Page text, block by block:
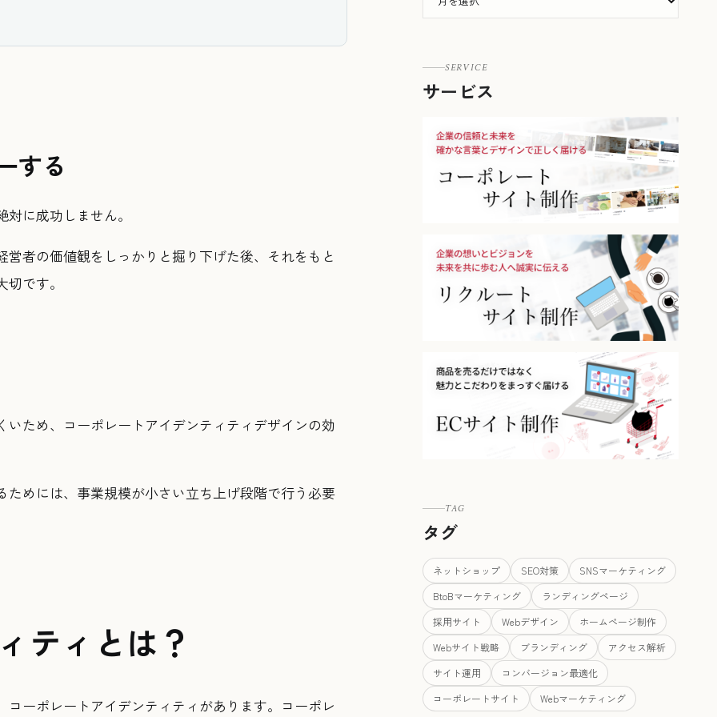
する
に成功しません。
者の価値観をしっかりと掘り下げた後、それをもと
です。
ため、コーポレートアイデンティティデザインの効
めには、事業規模が小さい立ち上げ段階で行う必要
ティとは？
ーポレートアイデンティティがあります。コーポレ
SERVICE
サービス
TAG
タグ
ネットショップ SEO対策
SNSマーケティング
BtoBマーケティング
ランディングページ
採用サイト
Webデザイン
ホームページ制作
Webサイト戦略
ブランディング
アクセス解析
サイト運用
コンバージョン最適化
コーポレートサイト
Webマーケティング